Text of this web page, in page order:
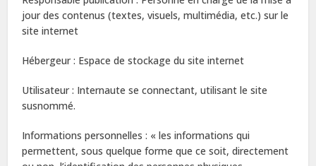
jour des contenus (textes, visuels, multimédia, etc.) sur le
site internet
Hébergeur : Espace de stockage du site internet
Utilisateur : Internaute se connectant, utilisant le site
susnommé.
Informations personnelles : « les informations qui
permettent, sous quelque forme que ce soit, directement